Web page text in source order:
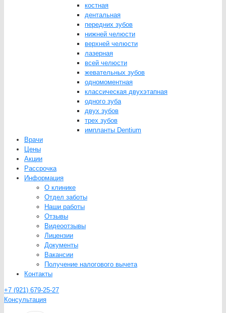
костная
дентальная
передних зубов
нижней челюсти
верхней челюсти
лазерная
всей челюсти
жевательных зубов
одномоментная
классическая двухэтапная
одного зуба
двух зубов
трех зубов
импланты Dentium
Врачи
Цены
Акции
Рассрочка
Информация
О клинике
Отдел заботы
Наши работы
Отзывы
Видеоотзывы
Лицензии
Документы
Вакансии
Получение налогового вычета
Контакты
+7 (921) 679-25-27
Консультация